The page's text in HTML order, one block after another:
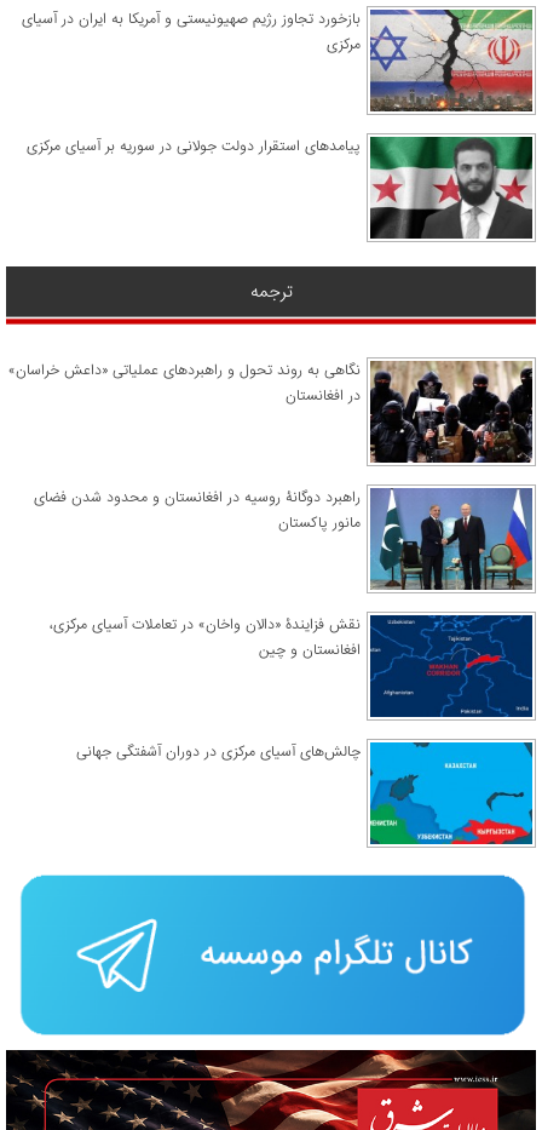
​بازخورد تجاوز رژیم صهیونیستی و آمریکا به ایران در آسیای
مرکزی
پیامدهای استقرار دولت جولانی در سوریه بر آسیای مرکزی
ترجمه
نگاهی به روند تحول و راهبردهای عملیاتی «داعش خراسان»
در افغانستان
راهبرد دوگانۀ روسیه در افغانستان و محدود شدن فضای
مانور پاکستان
نقش فزایندۀ «دالان واخان» در تعاملات آسیای مرکزی،
افغانستان و چین
چالش‌های آسیای مرکزی در دوران آشفتگی جهانی